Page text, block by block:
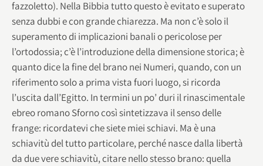
fazzoletto). Nella Bibbia tutto questo è evitato e superato
senza dubbi e con grande chiarezza. Ma non c’è solo il
superamento di implicazioni banali o pericolose per
l’ortodossia; c’è l’introduzione della dimensione storica; è
quanto dice la fine del brano nei Numeri, quando, con un
riferimento solo a prima vista fuori luogo, si ricorda
l’uscita dall’Egitto. In termini un po’ duri il rinascimentale
ebreo romano Sforno così sintetizzava il senso delle
frange: ricordatevi che siete miei schiavi. Ma è una
schiavitù del tutto particolare, perché nasce dalla libertà
da due vere schiavitù, citare nello stesso brano: quella